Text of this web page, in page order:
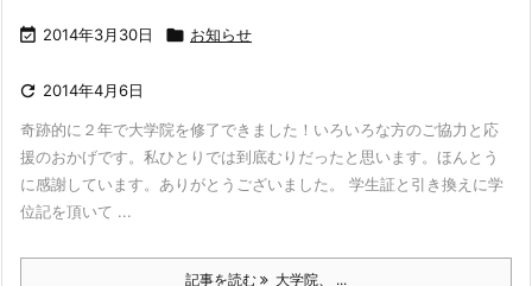
 2014年3月30日  お知らせ
 2014年4月6日
奇跡的に２年で大学院を修了できました！いろいろな方のご協力と応
援のおかげです。私ひとりでは到底むりだったと思います。ほんとう
に感謝しています。ありがとうございました。 学生証と引き換えに学
位記を頂いて ...
記事を読む 大学院、 ...